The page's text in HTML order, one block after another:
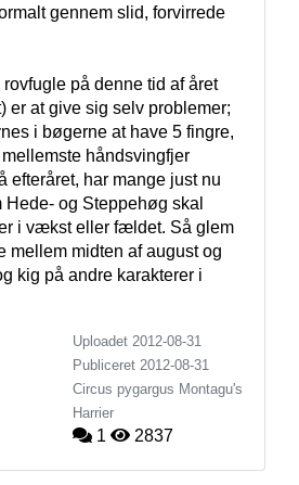
gennem slid, forvirrede
på denne tid af året
er at give sig selv problemer;
i bøgerne at have 5 fingre,
håndsvingfjer
efteråret, har mange just nu
Hede- og Steppehøg skal
i vækst eller fældet. Så glem
mellem midten af august og
kig på andre karakterer i
Uploadet 2012-08-31
Publiceret 2012-08-31
Circus pygargus Montagu's
Harrier
1 2837